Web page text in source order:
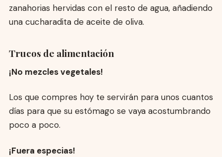
zanahorias hervidas con el resto de agua, añadiendo
una cucharadita de aceite de oliva.
Trucos de alimentación
¡No mezcles vegetales!
Los que compres hoy te servirán para unos cuantos
días para que su estómago se vaya acostumbrando
poco a poco.
¡Fuera especias!